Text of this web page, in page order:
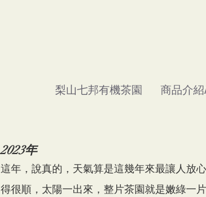
梨山七邦有機茶園 商品介紹
2023年
這年，說真的，天氣算是這幾年來最讓人放
得很順，太陽一出來，整片茶園就是嫩綠一